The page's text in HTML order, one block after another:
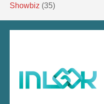
Showbiz (35)